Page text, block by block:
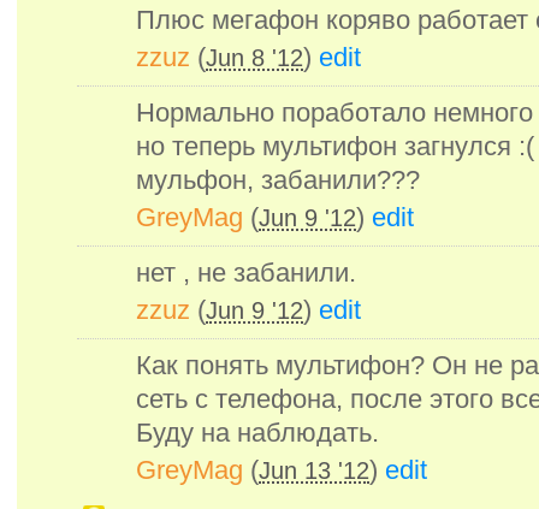
Плюс мегафон коряво работает
zzuz (Jun 8 '12) edit
Нормально поработало
но теперь мультифон загнулся
мульфон, забанили???
GreyMag (Jun 9 '12) edit
нет , не забанили.
zzuz (Jun 9 '12) edit
Как понять мультифон? Он не
сеть с телефона, после этого
Буду на наблюдать.
GreyMag (Jun 13 '12) edit